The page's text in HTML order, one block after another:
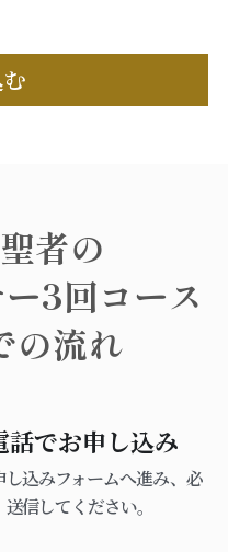
者の
3回コース
の流れ
話でお申し込み
込みフォームへ進み、必
信してください。